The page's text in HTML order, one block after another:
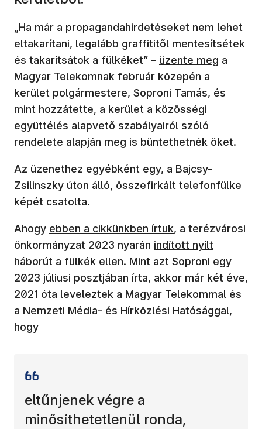
„Ha már a propagandahirdetéseket nem lehet
eltakarítani, legalább graffititől mentesítsétek
és takarítsátok a fülkéket” – (új ablakban nyílik
üzente meg a
Magyar Telekomnak február közepén a
kerület polgármestere, Soproni Tamás, és
mint hozzátette, a kerület a közösségi
együttélés alapvető szabályairól szóló
rendelete alapján meg is büntethetnék őket.
Az üzenethez egyébként egy, a Bajcsy-
Zsilinszky úton álló, összefirkált telefonfülke
képét csatolta.
Ahogy (új ablakban nyílik meg)
ebben a cikkünkben írtuk, a terézvárosi
önkormányzat 2023 nyarán (új ablakban nyílik
indított nyílt
háborút a fülkék ellen. Mint azt Soproni egy
2023 júliusi posztjában írta, akkor már két éve,
2021 óta leveleztek a Magyar Telekommal és
a Nemzeti Média- és Hírközlési Hatósággal,
hogy
eltűnjenek végre a
minősíthetetlenül ronda,